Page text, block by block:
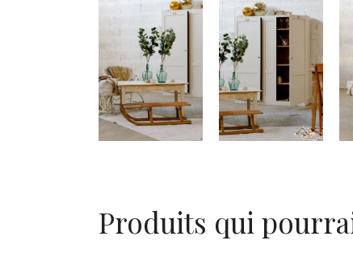
Produits qui